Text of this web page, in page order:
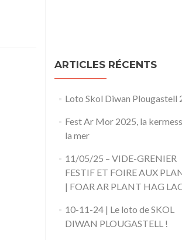
ARTICLES RÉCENTS
Loto Skol Diwan Plougastell
Fest Ar Mor 2025, la
la mer
11/05/25 – VIDE-GRENIER
FESTIF ET FOIRE AUX
| FOAR AR PLANT HAG
10-11-24 | Le loto de SKOL
DIWAN PLOUGASTELL !